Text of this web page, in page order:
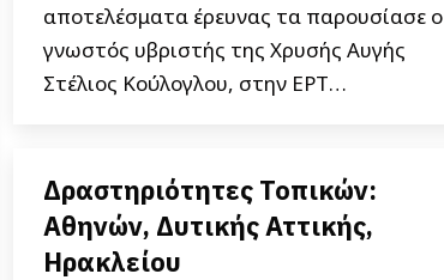
αποτελέσματα έρευνας τα παρουσίασε ο
γνωστός υβριστής της Χρυσής Αυγής
Στέλιος Κούλογλου, στην ΕΡΤ…
Δραστηριότητες Τοπικών:
Αθηνών, Δυτικής Αττικής,
Ηρακλείου